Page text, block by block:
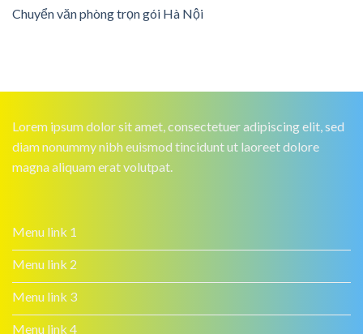
Chuyển văn phòng trọn gói Hà Nội
Lorem ipsum dolor sit amet, consectetuer adipiscing elit, sed
diam nonummy nibh euismod tincidunt ut laoreet dolore
magna aliquam erat volutpat.
Menu link 1
Menu link 2
Menu link 3
Menu link 4